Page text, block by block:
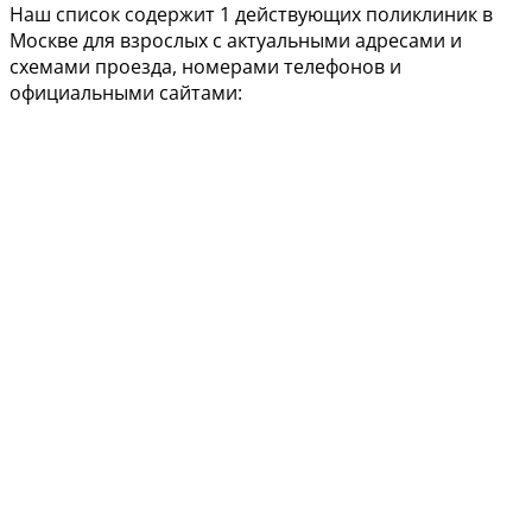
Наш список содержит 1 действующих поликлиник в
Москве для взрослых с актуальными адресами и
схемами проезда, номерами телефонов и
официальными сайтами: